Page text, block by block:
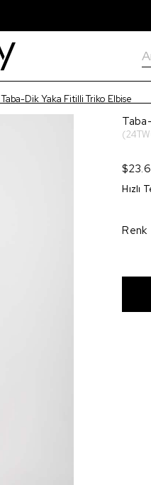
Taba-Dik Yaka Fitilli Triko Elbise
Hızlı
Renk